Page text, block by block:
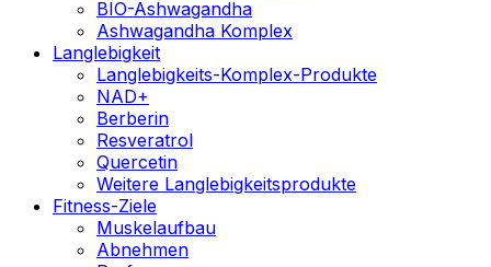
BIO-Ashwagandha
Ashwagandha Komplex
Langlebigkeit
Langlebigkeits-Komplex-Produkte
NAD+
Berberin
Resveratrol
Quercetin
Weitere Langlebigkeitsprodukte
Fitness-Ziele
Muskelaufbau
Abnehmen